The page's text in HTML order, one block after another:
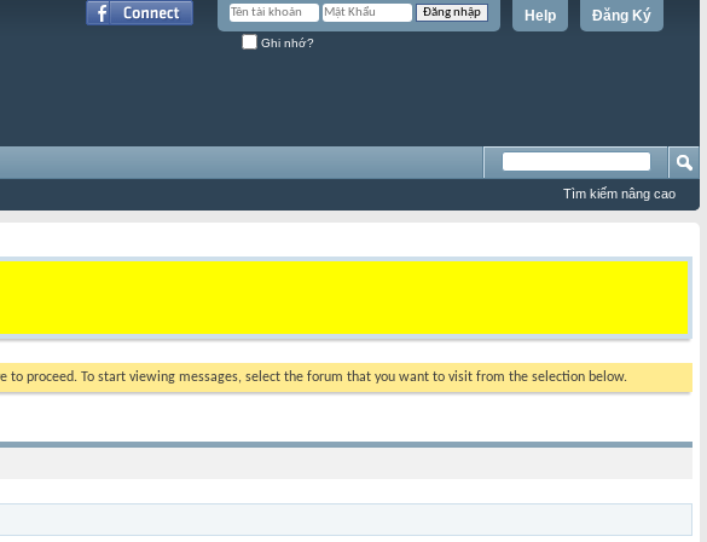
Đăng Ký
Help
Ghi nhớ?
Tìm kiếm nâng cao
to proceed. To start viewing messages, select the forum that you want to visit from the selection below.